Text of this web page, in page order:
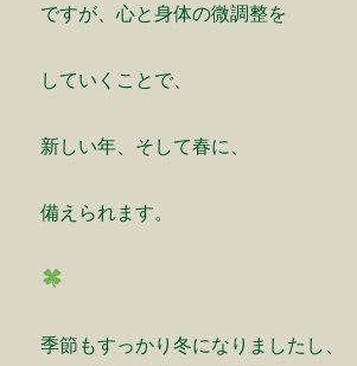
ですが、心と身体の微調整を
していくことで、
新しい年、そして春に、
備えられます。
季節もすっかり冬になりましたし、